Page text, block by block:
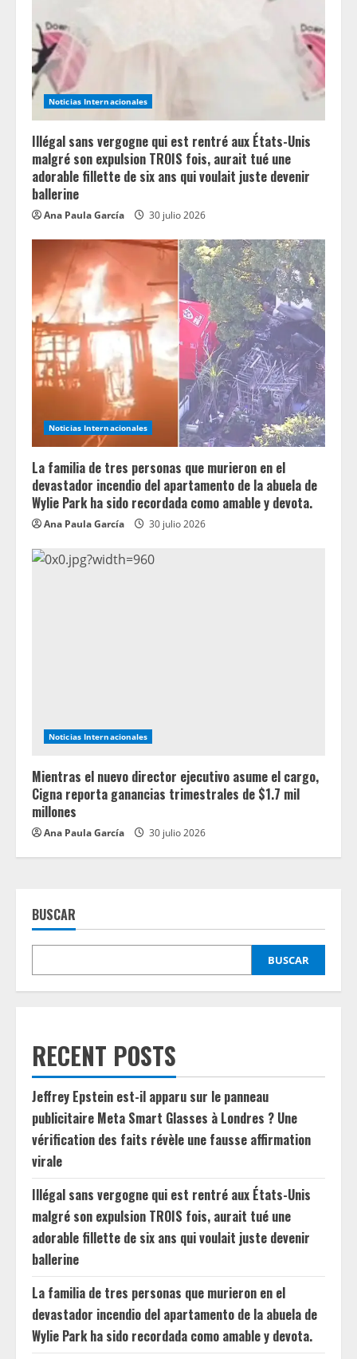
a
d
i
n
g
Noticias Internacionales
Illégal sans vergogne qui est rentré aux États-Unis
malgré son expulsion TROIS fois, aurait tué une
adorable fillette de six ans qui voulait juste devenir
ballerine
Ana Paula García 30 julio 2026
Noticias Internacionales
La familia de tres personas que murieron en el
devastador incendio del apartamento de la abuela de
Wylie Park ha sido recordada como amable y devota.
Ana Paula García 30 julio 2026
Noticias Internacionales
Mientras el nuevo director ejecutivo asume el cargo,
Cigna reporta ganancias trimestrales de $1.7 mil
millones
Ana Paula García 30 julio 2026
BUSCAR
BUSCAR
RECENT POSTS
Jeffrey Epstein est-il apparu sur le panneau
publicitaire Meta Smart Glasses à Londres ? Une
vérification des faits révèle une fausse affirmation
virale
Illégal sans vergogne qui est rentré aux États-Unis
malgré son expulsion TROIS fois, aurait tué une
adorable fillette de six ans qui voulait juste devenir
ballerine
La familia de tres personas que murieron en el
devastador incendio del apartamento de la abuela de
Wylie Park ha sido recordada como amable y devota.